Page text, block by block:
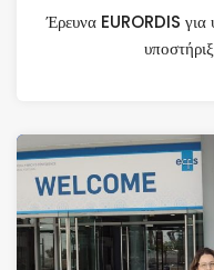
Έρευνα EURORDIS για